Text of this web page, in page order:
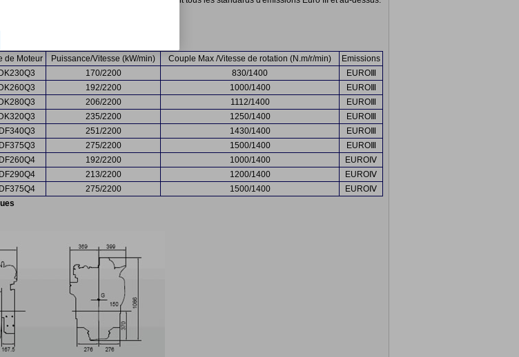
peuvent être fournis en volume.
de Moteur Puissance/Vitesse (kW/min) Couple Max /Vitesse de rotation (N.m/r/min)
Emissions
170/2200 830/1400
EUROⅢ
192/2200 1000/1400
EUROⅢ
206/2200 1112/1400
EUROⅢ
235/2200 1250/1400
EUROⅢ
251/2200 1430/1400
EUROⅢ
275/2200 1500/1400
EUROⅢ
192/2200 1000/1400
EUROⅣ
213/2200 1200/1400
EUROⅣ
275/2200 1500/1400
EUROⅣ